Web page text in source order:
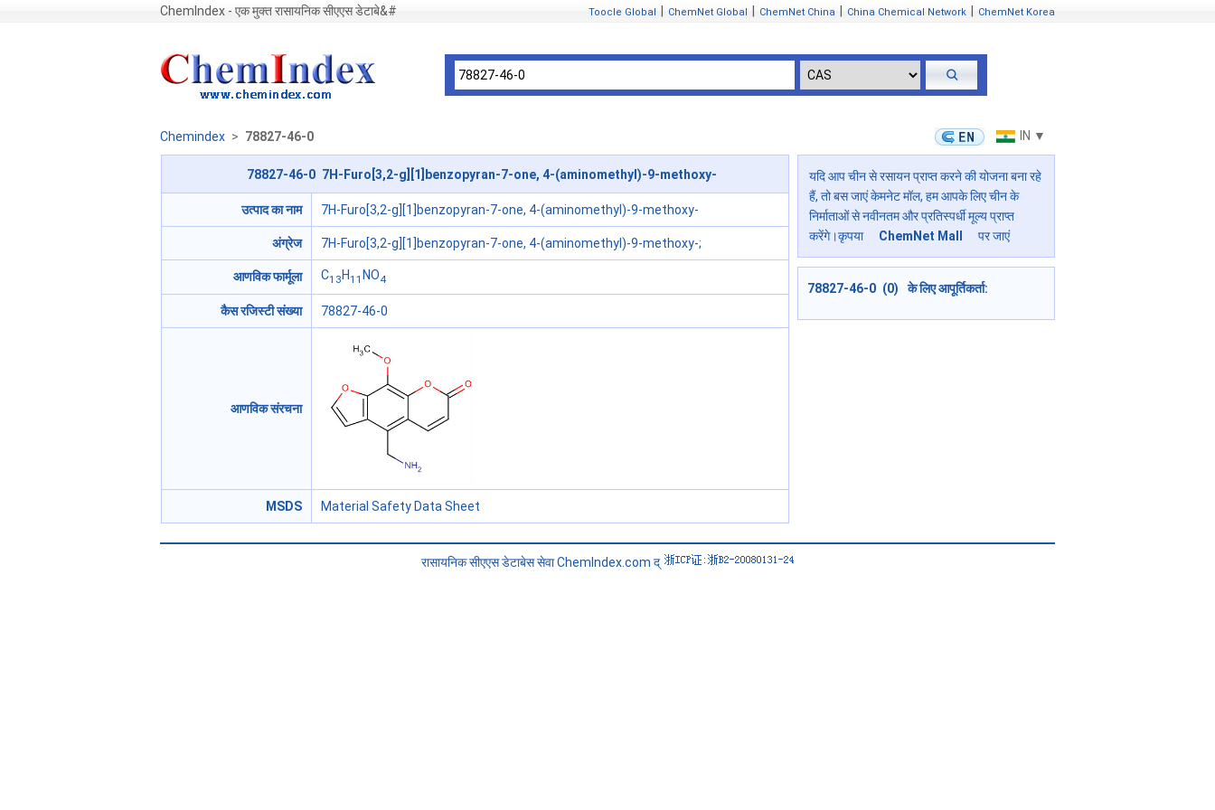
ChemIndex - एक मुक्त रासायनिक सीएएस डेटाबे&# Toocle Global ChemNet Global ChemNet China China Chemical Network ChemNet Korea
Chemindex > 78827-46-0 IN ▼
78827-46-0 7H-Furo[3,2-g][1]benzopyran-7-one, 4-(aminomethyl)-9-methoxy-
उत्पाद का नाम 7H-Furo[3,2-g][1]benzopyran-7-one, 4-(aminomethyl)-9-methoxy-
अंग्रेज 7H-Furo[3,2-g][1]benzopyran-7-one, 4-(aminomethyl)-9-methoxy-;
आणविक फार्मूला C13 H11 NO4
कैस रजिस्टी संख्या 78827-46-0
आणविक संरचना
MSDS Material Safety Data Sheet
यदि आप चीन से रसायन प्राप्त करने की योजना बना रहे
हैं, तो बस जाएं केमनेट मॉल, हम आपके लिए चीन के
निर्माताओं से नवीनतम और प्रतिस्पर्धी मूल्य प्राप्त
करेंगे।कृपया
ChemNet Mall पर जाएं
78827-46-0 (0) के लिए आपूर्तिकर्ता:
रासायनिक सीएएस डेटाबेस सेवा ChemIndex.com द्